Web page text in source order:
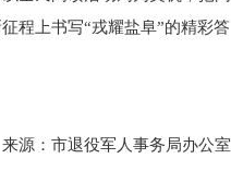
程上书写“戎耀盐阜”的精彩答
来源： 市退役军人事务局办公室